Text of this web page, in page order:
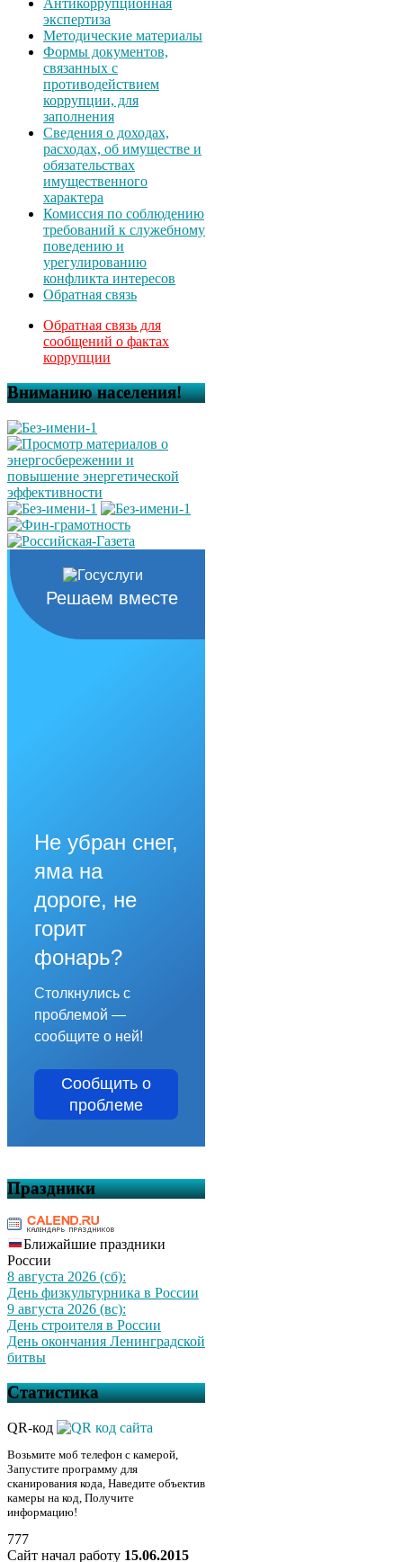
Антикоррупционная
экспертиза
Методические материалы
Формы документов,
связанных с
противодействием
коррупции, для
заполнения
Сведения о доходах,
расходах, об имуществе и
обязательствах
имущественного
характера
Комиссия по соблюдению
требований к служебному
поведению и
урегулированию
конфликта интересов
Обратная связь
Обратная связь для
сообщений о фактах
коррупции
Вниманию населения!
Решаем вместе
Не убран снег,
яма на
дороге, не
горит
фонарь?
Столкнулись с
проблемой —
сообщите о ней!
Сообщить о
проблеме
Праздники
Ближайшие праздники
России
8 августа 2026 (сб):
День физкультурника в России
9 августа 2026 (вс):
День строителя в России
День окончания Ленинградской
битвы
Статистика
QR-код
Возьмите моб телефон с камерой,
Запустите программу для
сканирования кода, Наведите объектив
камеры на код, Получите
информацию!
777
Сайт начал работу 15.06.2015